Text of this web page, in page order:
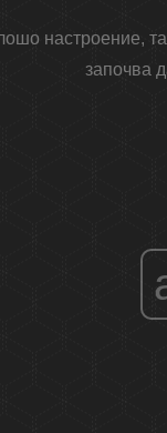
настроение,
започва